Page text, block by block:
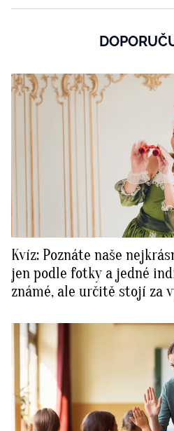
Kvíz: Poznáte naše
jen podle fotky a jedné
známé, ale určitě stojí za